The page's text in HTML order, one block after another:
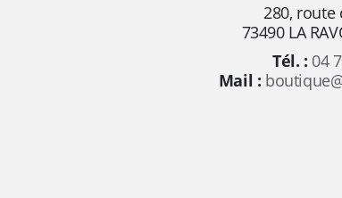
280, route
73490 LA
Tél. : 04
Mail :